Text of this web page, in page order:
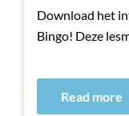
Download het
Bingo! Deze
Read more